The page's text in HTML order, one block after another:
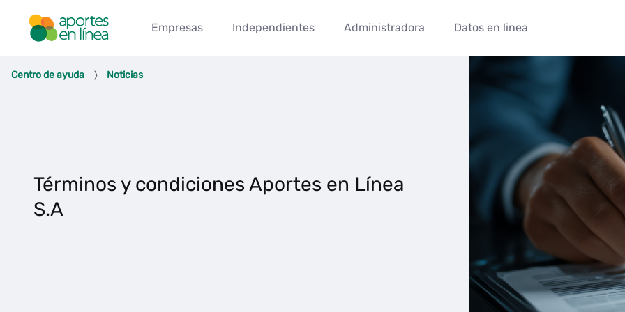
Pular para o Conteúdo principal
Empresas
Independientes Administradora Datos en linea
Términos y condiciones Aportes en Línea S.A - Aportes en
Centro de ayuda Noticias
Términos y condiciones Aportes en Línea
S.A